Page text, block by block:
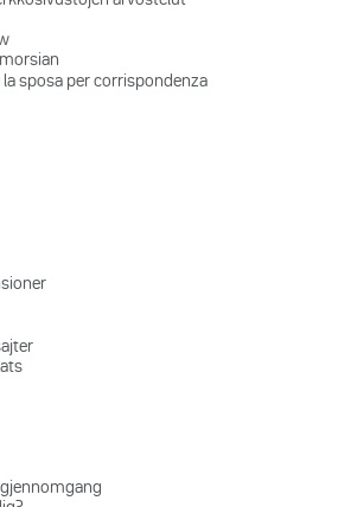
sposa per corrispondenza